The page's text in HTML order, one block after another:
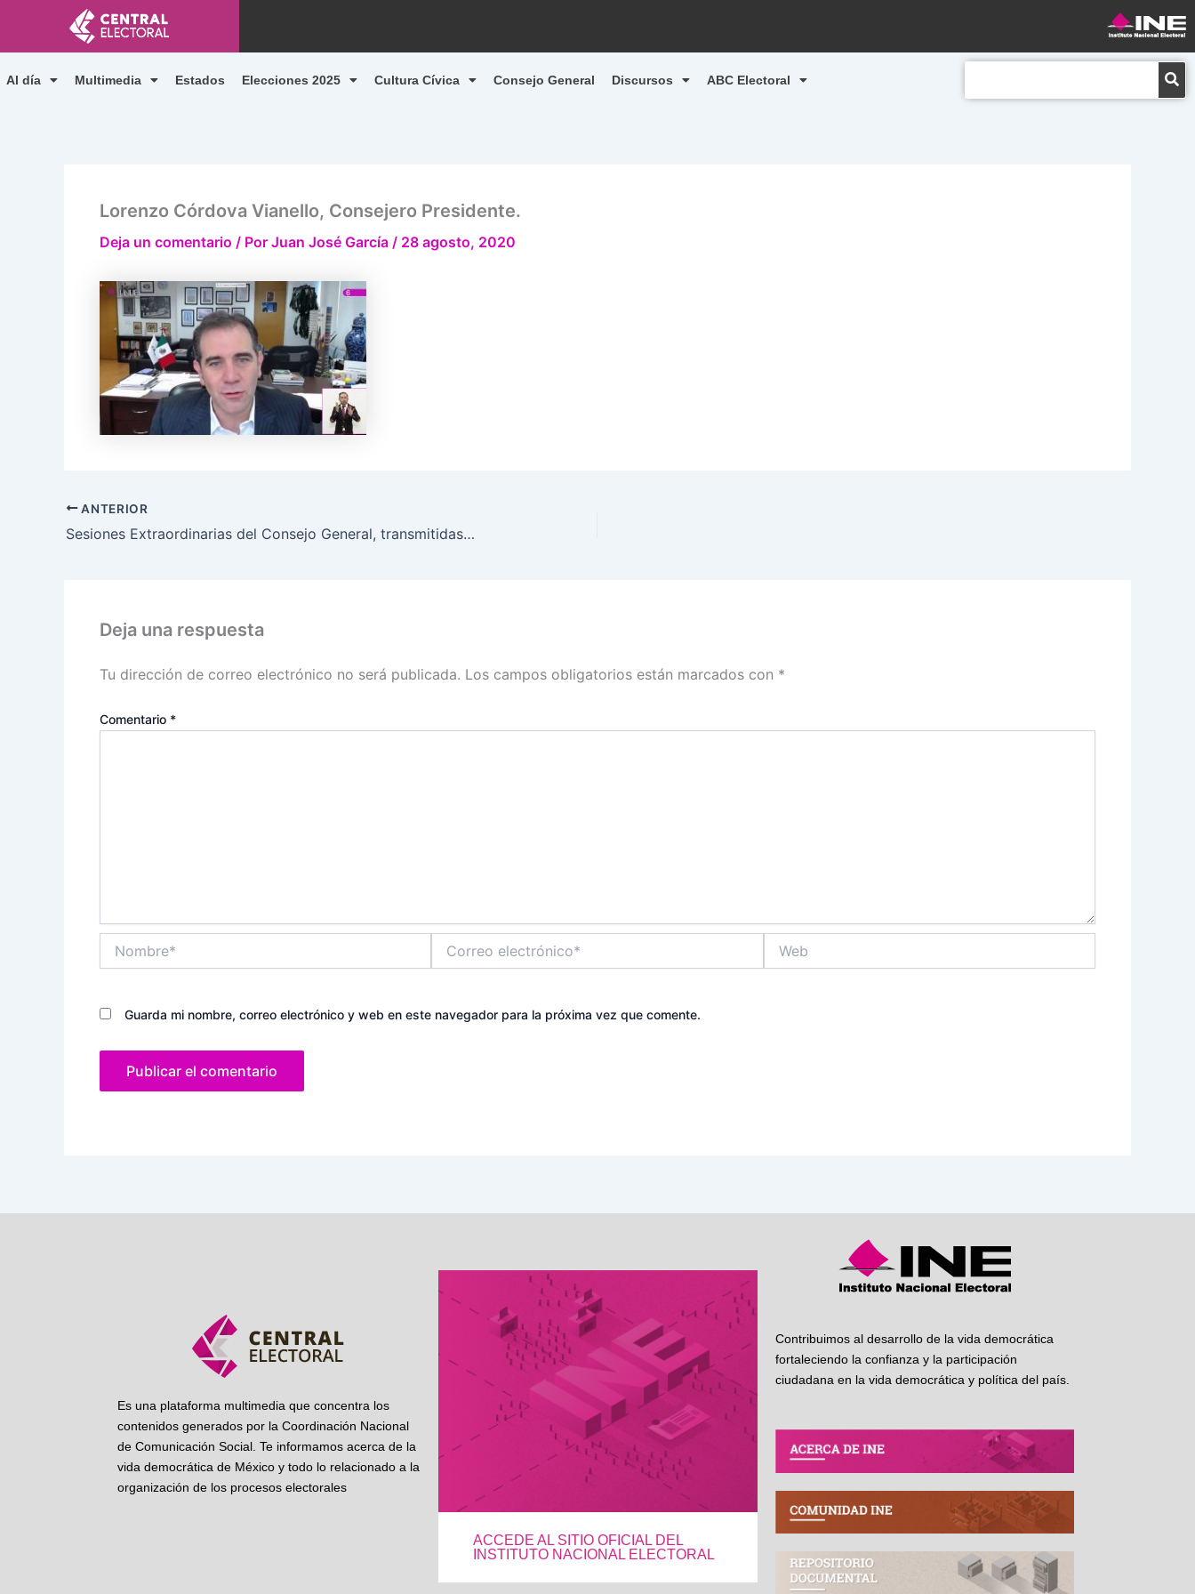
contenido
Al día Multimedia Estados Elecciones 2025 Cultura Cívica Consejo General Discursos ABC Electoral
Lorenzo Córdova Vianello, Consejero Presidente.
Deja un comentario / Por Juan José García / 28 agosto, 2020
ANTERIOR
Sesiones Extraordinarias del Consejo General, transmitidas por la plataforma virtual, el día 26 de agosto de 2020
Deja una respuesta
Tu dirección de correo electrónico no será publicada. Los campos obligatorios están marcados con *
Comentario *
electrónico*
Guarda mi nombre, correo electrónico y web en este navegador para la próxima vez que comente.
Es una plataforma multimedia que concentra los
contenidos generados por la Coordinación Nacional
de Comunicación Social. Te informamos acerca de la
vida democrática de México y todo lo relacionado a la
organización de los procesos electorales
ACCEDE AL SITIO OFICIAL DEL
INSTITUTO NACIONAL ELECTORAL
Contribuimos al desarrollo de la vida democrática
fortaleciendo la confianza y la participación
ciudadana en la vida democrática y política del país.